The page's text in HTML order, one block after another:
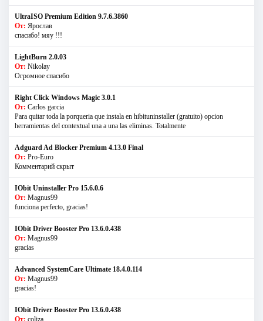
UltraISO Premium Edition 9.7.6.3860
От: Ярослав
спасибо! мяу !!!
LightBurn 2.0.03
От: Nikolay
Огромное спасибо
Right Click Windows Magic 3.0.1
От: Carlos garcia
Para quitar toda la porqueria que instala en hibituninstaller (gratuito) opcion
herramientas del contextual una a una las eliminas. Totalmente
Adguard Ad Blocker Premium 4.13.0 Final
От: Pro-Euro
Комментарий скрыт
IObit Uninstaller Pro 15.6.0.6
От: Magnus99
funciona perfecto, gracias!
IObit Driver Booster Pro 13.6.0.438
От: Magnus99
gracias
Advanced SystemCare Ultimate 18.4.0.114
От: Magnus99
gracias!
IObit Driver Booster Pro 13.6.0.438
От: coliza